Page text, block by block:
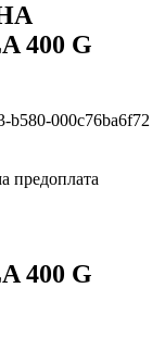
400 G
b580-000c76ba6f72
предоплата
400 G